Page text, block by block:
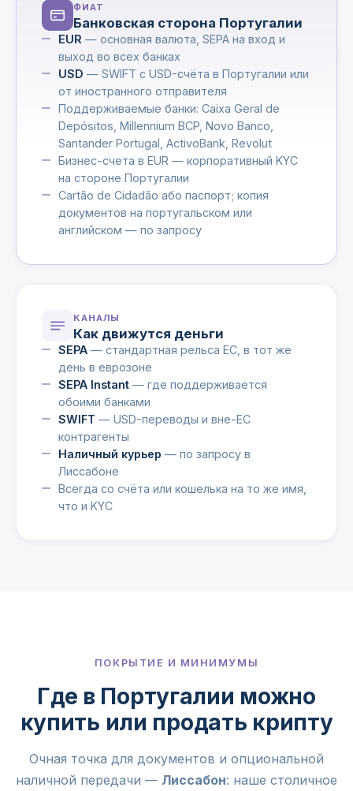
ФИАТ
Банковская сторона Португалии
EUR — основная валюта, SEPA на вход и
выход во всех банках
USD — SWIFT с USD-счёта в Португалии или
от иностранного отправителя
Поддерживаемые банки: Caixa Geral de
Depósitos, Millennium BCP, Novo Banco,
Santander Portugal, ActivoBank, Revolut
Бизнес-счета в EUR — корпоративный KYC
на стороне Португалии
Cartão de Cidadão або паспорт; копия
документов на португальском или
английском — по запросу
КАНАЛЫ
Как движутся деньги
SEPA— стандартная рельса ЕС, в тот же
день в еврозоне
SEPA Instant— где поддерживается
обоими банками
SWIFT — USD-переводы и вне-ЕС
контрагенты
Наличный курьер — по запросу в
Лиссабоне
Всегда со счёта или кошелька на то же имя,
что и KYC
ПОКРЫТИЕ И МИНИМУМЫ
Где в Португалии можно
купить или продать крипту
Очная точка для документов и опциональной
наличной передачи — Лиссабон: наше столичное